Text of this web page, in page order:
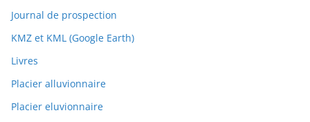
Journal de prospection
KMZ et KML (Google Earth)
Livres
Placier alluvionnaire
Placier eluvionnaire